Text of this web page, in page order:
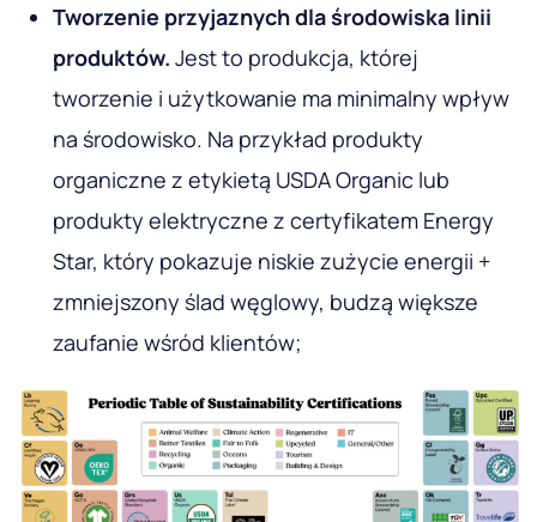
Tworzenie przyjaznych dla środowiska linii
produktów. Jest to produkcja, której
tworzenie i użytkowanie ma minimalny wpływ
na środowisko. Na przykład produkty
organiczne z etykietą USDA Organic lub
produkty elektryczne z certyfikatem Energy
Star, który pokazuje niskie zużycie energii +
zmniejszony ślad węglowy, budzą większe
zaufanie wśród klientów;